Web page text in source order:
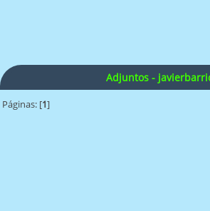
Adjuntos -
Páginas: [1]